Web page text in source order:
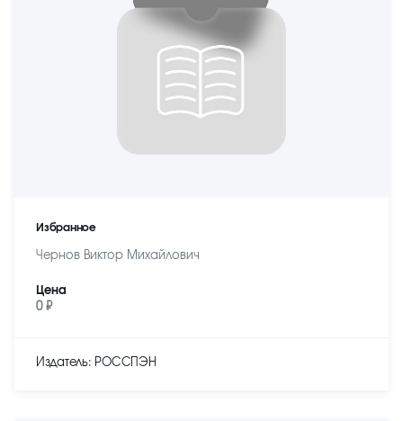
Избранное
Чернов Виктор Михайлович
Цена
0 ₽
Издатель: РОССПЭН